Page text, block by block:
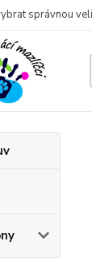
správnou